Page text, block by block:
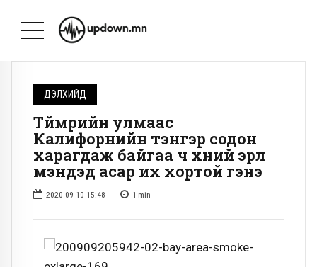
ДЭЛХИЙД
Түймрийн улмаас
Калифорнийн тэнгэр содон
харагдаж байгаа ч хүний эрүүл
мэндэд асар их хортой гэнэ
2020-09-10 15:48 1 min